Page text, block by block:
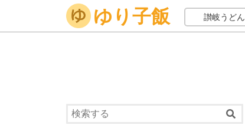
ゆり子飯 讃岐うどん
ホーム 定食